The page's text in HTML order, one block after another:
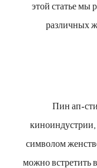
этой статье мы
различных
Пин ап-
киноиндустрии,
символом
можно встретить